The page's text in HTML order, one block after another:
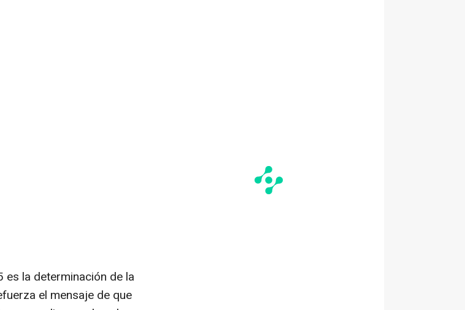
es la determinación de la
el mensaje de que